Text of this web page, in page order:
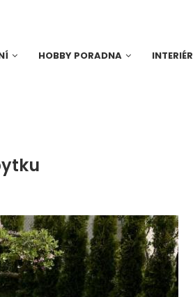
HOBBY PORADNA INTERIÉR